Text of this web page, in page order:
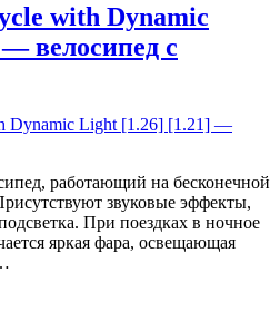
with Dynamic
велосипед с
работающий на бесконечной
звуковые эффекты,
При поездках в ночное
яркая фара, освещающая